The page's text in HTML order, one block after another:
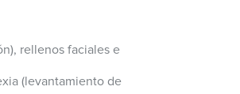
rellenos faciales e
(levantamiento de